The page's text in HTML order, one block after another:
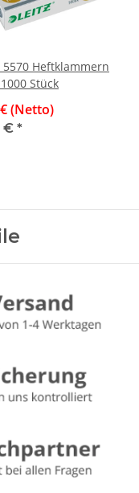
5570 Heftklammern
Stück
(Netto)
€ *